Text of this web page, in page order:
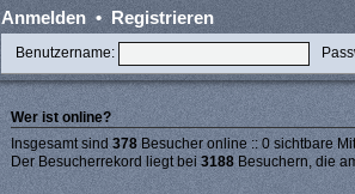
Anmelden• Registrieren
Benutzername:
Wer ist online?
Insgesamt sind378Besucher online :: 0 sichtbare
Der Besucherrekord liegt bei 3188Besuchern, die